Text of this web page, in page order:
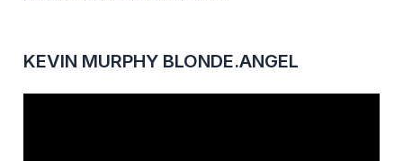
KEVIN MURPHY BLONDE.ANGEL